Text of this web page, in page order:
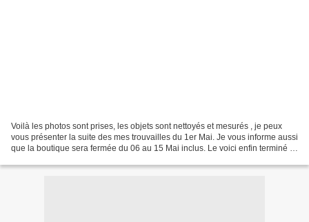
Voilà les photos sont prises, les objets sont nettoyés et mesurés , je peux
vous présenter la suite des mes trouvailles du 1er Mai. Je vous informe aussi
que la boutique sera fermée du 06 au 15 Mai inclus. Le voici enfin terminé le